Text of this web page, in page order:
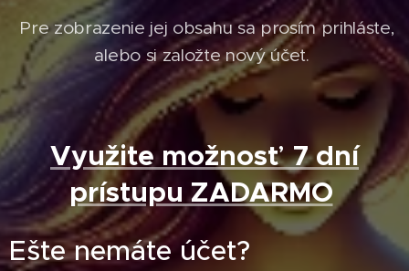
Pre zobrazenie jej obsahu sa prosím prihláste,
alebo si založte nový účet.
Využite možnosť 7 dní
prístupu ZADARMO
Ešte nemáte účet?